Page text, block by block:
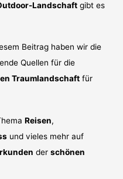
Landschaft gibt es
Beitrag haben wir die
Quellen für die
Traumlandschaft für
Reisen,
und vieles mehr auf
derschönen